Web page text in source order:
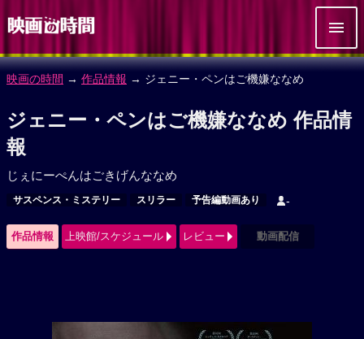
映画の時間 → 作品情報 → ジェニー・ペンはご機嫌ななめ
ジェニー・ペンはご機嫌ななめ 作品情
報
じぇにーぺんはごきげんななめ
サスペンス・ミステリー スリラー 予告編動画あり -
作品情報 上映館/スケジュール レビュー 動画配信